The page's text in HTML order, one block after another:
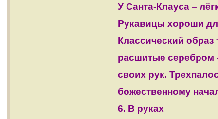
У Санта-Клауса –
Рукавицы хороши
Классический
расшитые серебром
своих рук.
божественному
6. В руках